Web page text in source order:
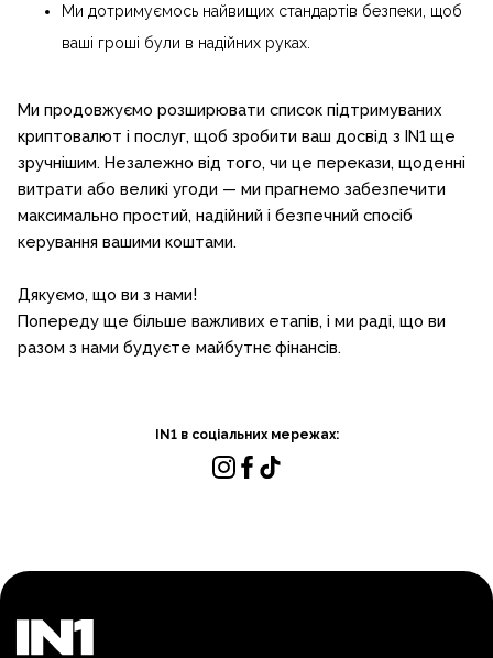
Ми дотримуємось найвищих стандартів безпеки, щоб
ваші гроші були в надійних руках.
Ми продовжуємо розширювати список підтримуваних
криптовалют і послуг, щоб зробити ваш досвід з IN1 ще
зручнішим. Незалежно від того, чи це перекази, щоденні
витрати або великі угоди — ми прагнемо забезпечити
максимально простий, надійний і безпечний спосіб
керування вашими коштами.
Дякуємо, що ви з нами!
Попереду ще більше важливих етапів, і ми раді, що ви
разом з нами будуєте майбутнє фінансів.
IN1 в соціальних мережах: